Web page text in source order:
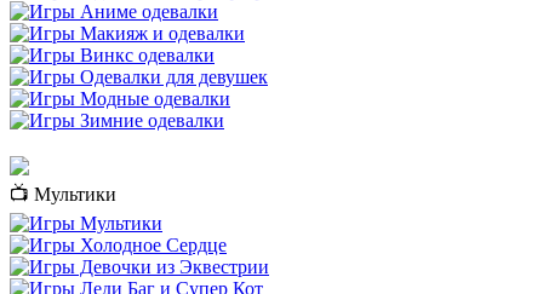
📺 Мультики